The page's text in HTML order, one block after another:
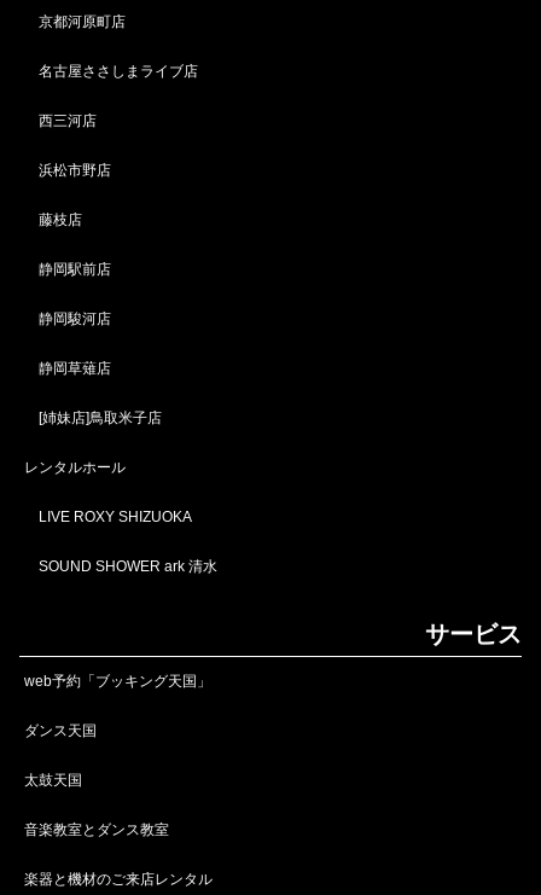
京都河原町店
名古屋ささしまライブ店
西三河店
浜松市野店
藤枝店
静岡駅前店
静岡駿河店
静岡草薙店
[姉妹店]鳥取米子店
レンタルホール
LIVE ROXY SHIZUOKA
SOUND SHOWER ark 清水
サービス
web予約「ブッキング天国」
ダンス天国
太鼓天国
音楽教室とダンス教室
楽器と機材のご来店レンタル